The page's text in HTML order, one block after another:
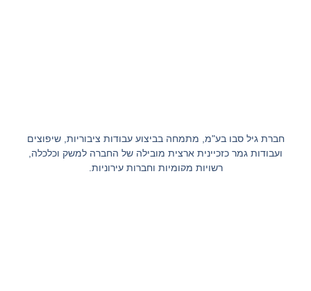
חברת גיל סבו בע"מ, מתמחה בביצוע עבודות ציבוריות, שיפוצים
ועבודות גמר כזכיינית ארצית מובילה של החברה למשק וכלכלה,
רשויות מקומיות וחברות עירוניות.